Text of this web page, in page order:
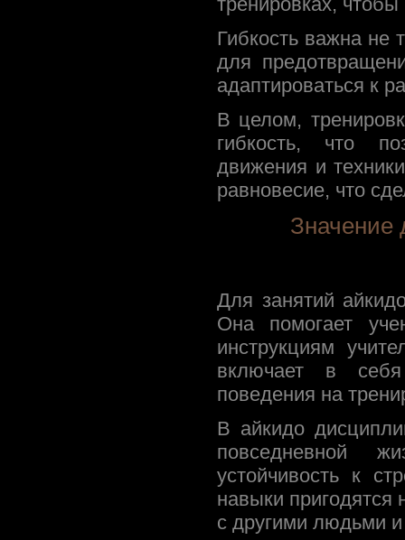
Гибкость важна не
для
адаптироваться к
В целом,
гибкость, что
движения и
равновесие, что
Значение
Для занятий
Она помогает
инструкциям
включает в себя
поведения на
В айкидо
повседневной
устойчивость к
навыки пригодятся
с другими людьми